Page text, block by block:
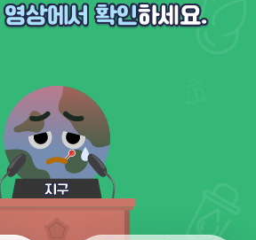
영상에서 확인하세요.